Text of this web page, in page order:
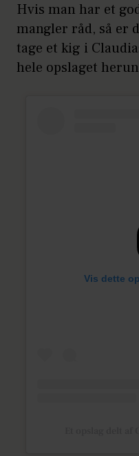
Hvis man har et
mangler råd, så er
tage et kig i
hele opslaget
Vis dette